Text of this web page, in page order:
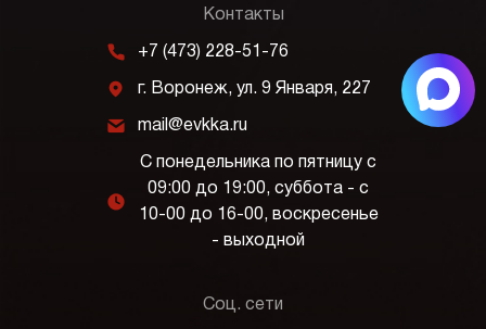
Контакты
m +7 (473) 228-51-76
j г. Воронеж, ул. 9 Января, 227
k mail@evkka.ru
l
С понедельника по пятницу с
09:00 до 19:00, суббота - с
10-00 до 16-00, воскресенье
- выходной
Соц. сети